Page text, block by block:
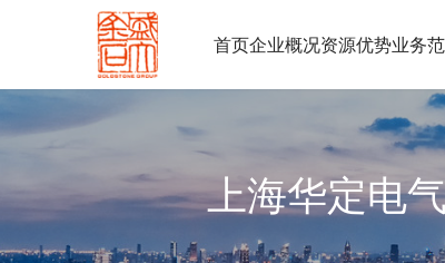
首页企业概况资源优势业务
上海华定电